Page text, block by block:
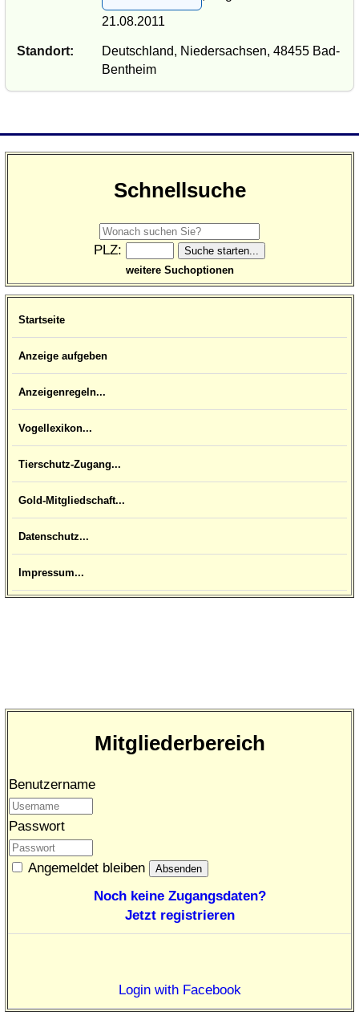
Schnellsuche
PLZ:
weitere Suchoptionen
Startseite
Anzeige aufgeben
Anzeigenregeln...
Vogellexikon...
Tierschutz-Zugang...
Gold-Mitgliedschaft...
Datenschutz...
Impressum...
21.08.2011
Standort:
Deutschland, Niedersachsen, 48455 Bad-
Bentheim
Mitgliederbereich
Benutzername
Passwort
Angemeldet bleiben
Noch keine Zugangsdaten?
Jetzt registrieren
Login with Facebook